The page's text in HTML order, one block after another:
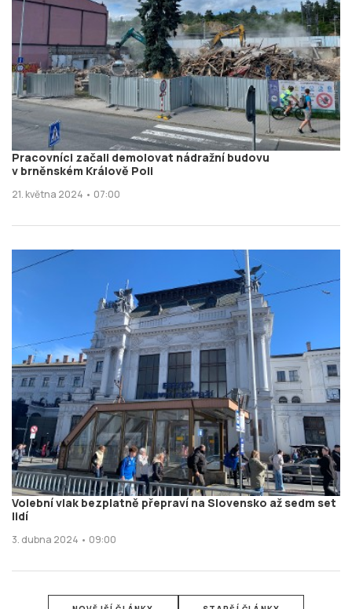
Pracovníci začali demolovat nádražní budovu
v brněnském Králově Poli
21. května 2024 • 07:00
Volební vlak bezplatně přepraví na Slovensko až sedm set
lidí
3. dubna 2024 • 09:00